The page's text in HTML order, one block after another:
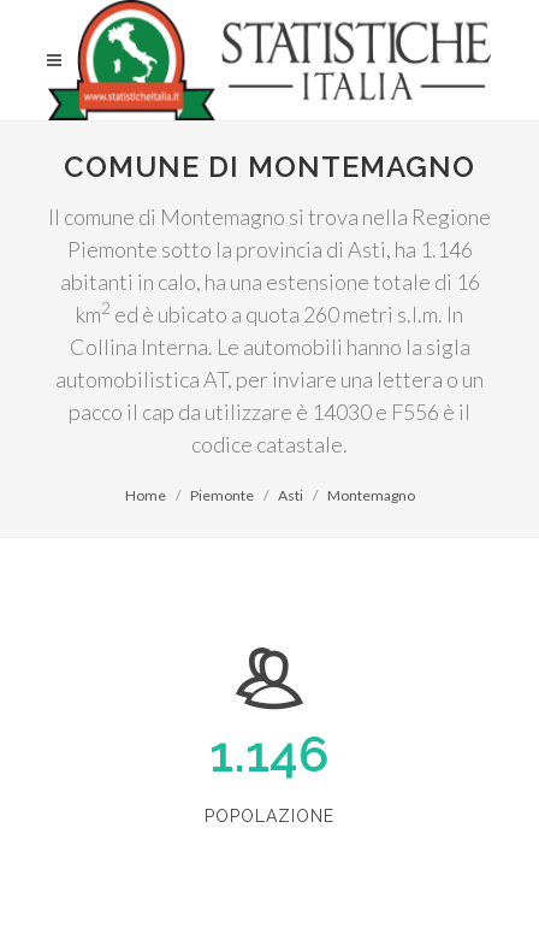
COMUNE DI MONTEMAGNO
Il comune di Montemagno si trova nella Regione
Piemonte sotto la provincia di Asti, ha 1.146
abitanti in calo, ha una estensione totale di 16
km2 ed è ubicato a quota 260 metri s.l.m. In
Collina Interna. Le automobili hanno la sigla
automobilistica AT, per inviare una lettera o un
pacco il cap da utilizzare è 14030 e F556 è il
codice catastale.
Home Piemonte Asti Montemagno
1.146
POPOLAZIONE